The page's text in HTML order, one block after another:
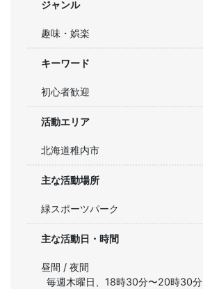
ジャンル
趣味・娯楽
キーワード
初心者歓迎
活動エリア
北海道稚内市
主な活動場所
緑スポーツパーク
主な活動日・時間
昼間 / 夜間
毎週木曜日、18時30分〜20時30分